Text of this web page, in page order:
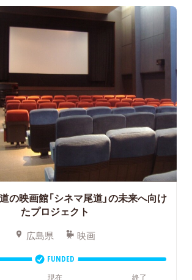
の映画館「シネマ尾道」の未来へ向け
たプロジェクト
広島県 映画
FUNDED
現在 終了